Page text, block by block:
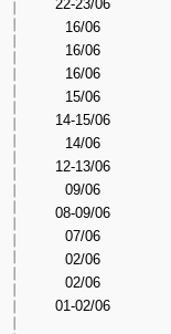
22-23/06
16/06
16/06
16/06
15/06
14-15/06
14/06
12-13/06
09/06
08-09/06
07/06
02/06
02/06
01-02/06